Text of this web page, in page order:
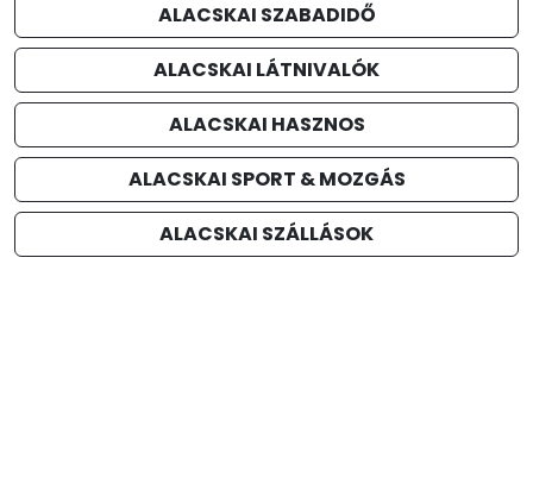
ALACSKAI SZABADIDŐ
ALACSKAI LÁTNIVALÓK
ALACSKAI HASZNOS
ALACSKAI SPORT & MOZGÁS
ALACSKAI SZÁLLÁSOK